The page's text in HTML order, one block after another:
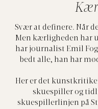
Svær at definere. Når
Men kærligheden har
har journalist Emil
bedt alle, han har
Her er det
skuespiller og
skuespillerlinjen på